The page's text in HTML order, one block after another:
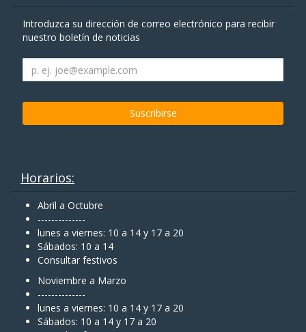
Introduzca su dirección de correo electrónico para recibir
nuestro boletín de noticias
Horarios:
Abril a Octubre
--------------
lunes a viernes: 10 a 14 y 17 a 20
Sábados: 10 a 14
Consultar festivos
Noviembre a Marzo
--------------
lunes a viernes: 10 a 14 y 17 a 20
Sábados: 10 a 14 y 17 a 20